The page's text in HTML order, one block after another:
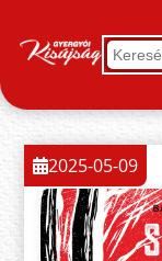
2025-05-09